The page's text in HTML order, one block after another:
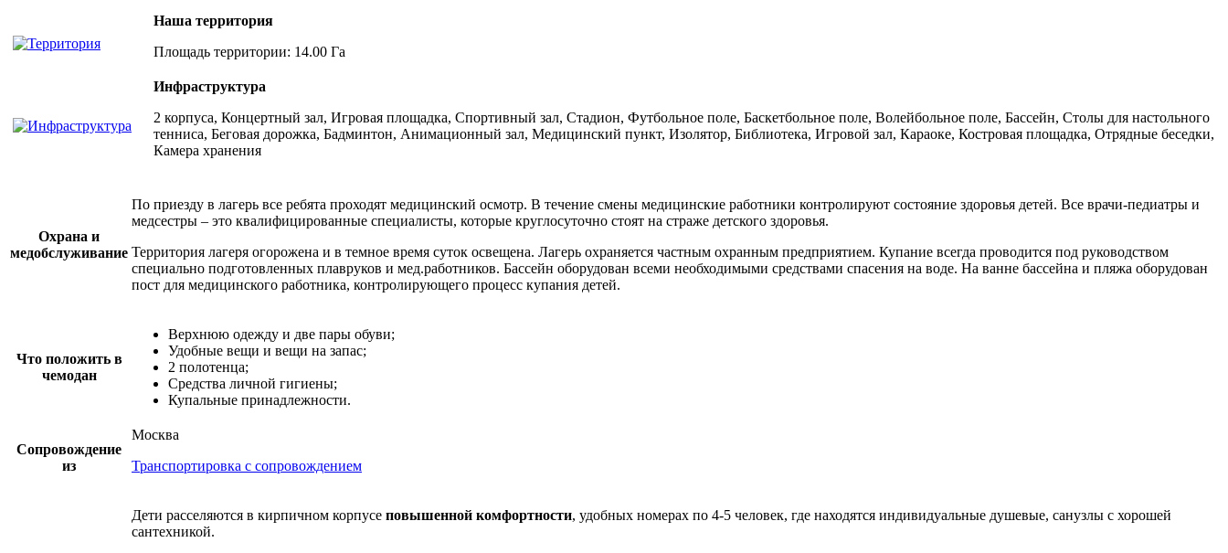
Наша территория
Площадь территории: 14.00 Га
Инфраструктура
2 корпуса, Концертный зал, Игровая площадка, Спортивный зал, Стадион, Футбольное поле, Баскетбольное поле, Волейбольное поле, Бассейн, Столы для настольного
тенниса, Беговая дорожка, Бадминтон, Анимационный зал, Медицинский пункт, Изолятор, Библиотека, Игровой зал, Караоке, Костровая площадка, Отрядные беседки,
Камера хранения
Охрана и
медобслуживание
По приезду в лагерь все ребята проходят медицинский осмотр. В течение смены медицинские работники контролируют состояние здоровья детей. Все врачи-педиатры и
медсестры – это квалифицированные специалисты, которые круглосуточно стоят на страже детского здоровья.
Территория лагеря огорожена и в темное время суток освещена. Лагерь охраняется частным охранным предприятием. Купание всегда проводится под руководством
специально подготовленных плавруков и мед.работников. Бассейн оборудован всеми необходимыми средствами спасения на воде. На ванне бассейна и пляжа оборудован
пост для медицинского работника, контролирующего процесс купания детей.
Что положить в
чемодан
Верхнюю одежду и две пары обуви;
Удобные вещи и вещи на запас;
2 полотенца;
Средства личной гигиены;
Купальные принадлежности.
Сопровождение
из
Москва
Транспортировка с сопровождением
Дети расселяются в кирпичном корпусе повышенной комфортности, удобных номерах по 4-5 человек, где находятся индивидуальные душевые, санузлы с хорошей
сантехникой.